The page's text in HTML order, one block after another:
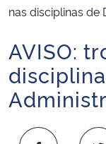
Ministério da
Ministério da Agricultura,
Ministério da Educação
nas disciplinas de
Início do conteúdo
AVISO: